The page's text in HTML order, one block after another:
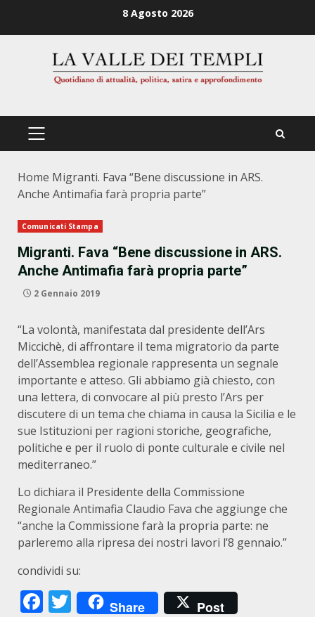
8 Agosto 2026
PRIMÄRES
Home Migranti. Fava “Bene discussione in ARS.
Anche Antimafia farà propria parte”
Comunicati Stampa
Migranti. Fava “Bene discussione in ARS.
Anche Antimafia farà propria parte”
2 Gennaio 2019
“La volontà, manifestata dal presidente dell’Ars
Miccichè, di affrontare il tema migratorio da parte
dell’Assemblea regionale rappresenta un segnale
importante e atteso. Gli abbiamo già chiesto, con
una lettera, di convocare al più presto l’Ars per
discutere di un tema che chiama in causa la Sicilia e le
sue Istituzioni per ragioni storiche, geografiche,
politiche e per il ruolo di ponte culturale e civile nel
mediterraneo.”
Lo dichiara il Presidente della Commissione
Regionale Antimafia Claudio Fava che aggiunge che
“anche la Commissione farà la propria parte: ne
parleremo alla ripresa dei nostri lavori l’8 gennaio.”
condividi su:
Facebook
Twitter
Share Post